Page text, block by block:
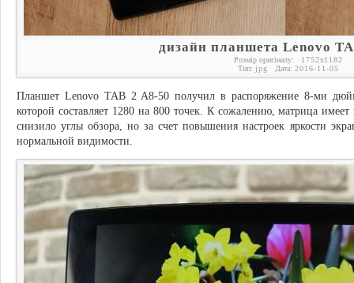
дизайн планшета Lenovo
Розмір оригіналу: 1752x1182
Тип: jpg Дата: 2016-11-05
Планшет Lenovo TAB 2 A8-50 получил в распоряжение 8-ми
которой составляет 1280 на 800 точек. К сожалению, матрица
снизило углы обзора, но за счет повышения настроек яркости
нормальной видимости.